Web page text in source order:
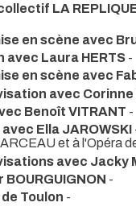
LA
en scène avec
avec Laura HERTS -
en scène avec
avec Corinne
Benoît VITRANT -
Ella JAROWSKI
et à l'Opéra
avec Jacky
-
Toulon -